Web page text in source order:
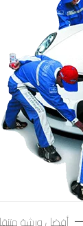
أفضل ورشة